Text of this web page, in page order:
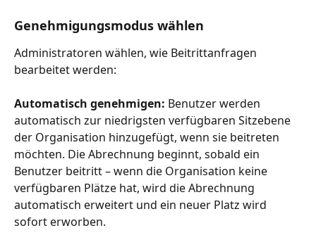
Genehmigungsmodus wählen
Administratoren wählen, wie Beitrittanfragen
bearbeitet werden:
Automatisch genehmigen: Benutzer werden
automatisch zur niedrigsten verfügbaren Sitzebene
der Organisation hinzugefügt, wenn sie beitreten
möchten. Die Abrechnung beginnt, sobald ein
Benutzer beitritt – wenn die Organisation keine
verfügbaren Plätze hat, wird die Abrechnung
automatisch erweitert und ein neuer Platz wird
sofort erworben.